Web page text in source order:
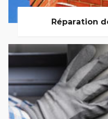
Réparation